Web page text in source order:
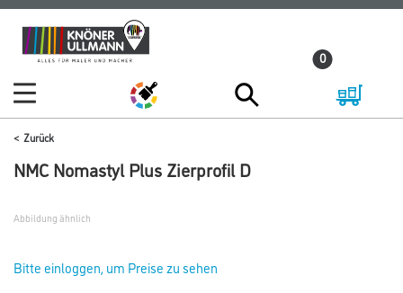
Zum
Inhalt
Zum
Navigationsmenü
0
Zurück
NMC Nomastyl Plus Zierprofil D
Abbildung ähnlich
Bitte einloggen, um Preise zu sehen